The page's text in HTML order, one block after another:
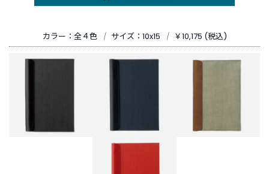
カラー：全４色 ｜ サイズ：10x15 ｜ ￥10,175 (税込)